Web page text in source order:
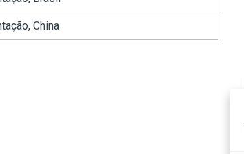
China